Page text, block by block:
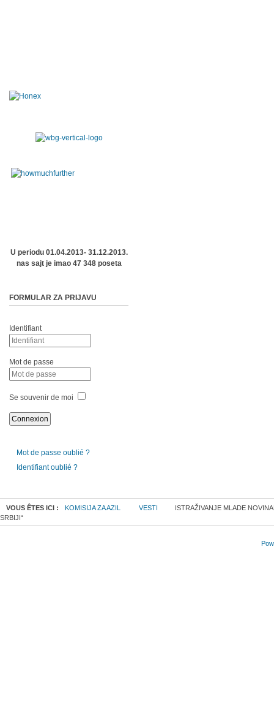
U periodu 01.04.2013- 31.12.2013.
nas sajt je imao 47 348 poseta
FORMULAR ZA PRIJAVU
Identifiant
Mot de passe
Se souvenir de moi
Mot de passe oublié ?
Identifiant oublié ?
VOUS ÊTES ICI : KOMISIJA ZA AZIL VESTI
ISTRAŽIVANJE MLADE
SRBIJI“